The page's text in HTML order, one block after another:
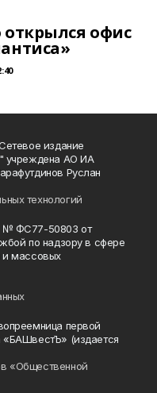
офис
издание
учреждена АО ИА
Руслан
технологий
№ ФС77-50803 от
по надзору в сфере
и массовых
первой
«БАШвестЪ» (издается
«Общественной